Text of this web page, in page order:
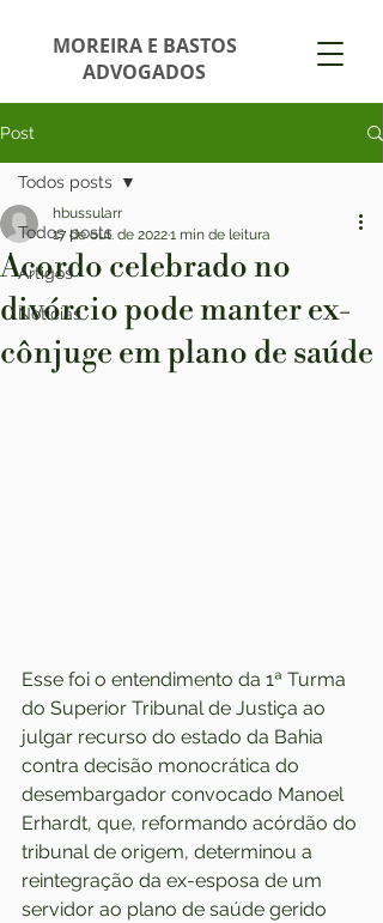
MOREIRA E BASTOS
ADVOGADOS
Post
Todos posts
Artigos
Notícias
Todos posts
Acordo celebrado no
divórcio pode manter ex-
cônjuge em plano de saúde
hbussularr
17 de out. de 20221 min de leitura
Esse foi o entendimento da 1ª Turma
do Superior Tribunal de Justiça ao
julgar recurso do estado da Bahia
contra decisão monocrática do
desembargador convocado Manoel
Erhardt, que, reformando acórdão do
tribunal de origem, determinou a
reintegração da ex-esposa de um
servidor ao plano de saúde gerido